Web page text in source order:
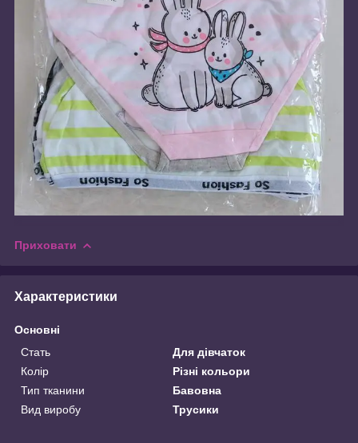
Приховати
Характеристики
Основні
Стать
Для дівчаток
Колір
Різні кольори
Тип тканини
Бавовна
Вид виробу
Трусики